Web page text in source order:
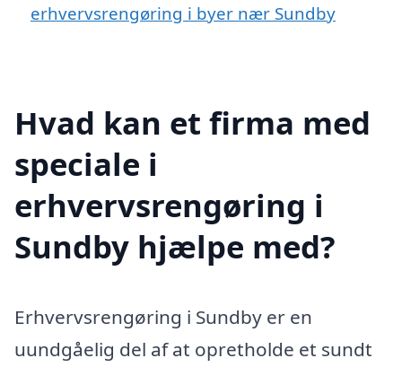
erhvervsrengøring i byer nær Sundby
Hvad kan et firma med
speciale i
erhvervsrengøring i
Sundby hjælpe med?
Erhvervsrengøring i Sundby er en
uundgåelig del af at opretholde et sundt